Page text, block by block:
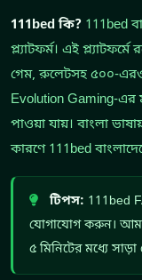
111bed কি? 111bed
প্ল্যাটফর্ম। এই
গেম, রুলেটসহ ৫০০-
Evolution Gaming-এর
পাওয়া যায়। বাংলা
কারণে 111bed
টিপস: 111bed
যোগাযোগ করুন।
৫ মিনিটের মধ্যে সাড়া